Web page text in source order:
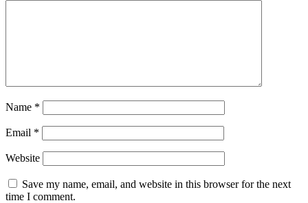
Name *
Email *
Website
Save my name, email, and website in this browser for the next
time I comment.